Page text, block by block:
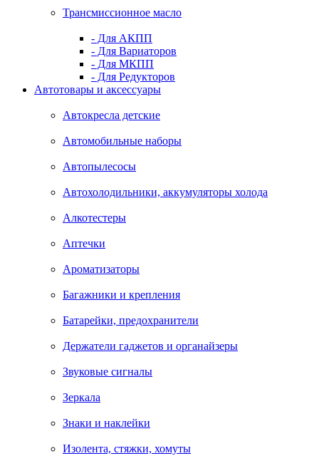
Трансмиссионное масло
- Для АКПП
- Для Вариаторов
- Для МКПП
- Для Редукторов
Автотовары и аксессуары
Автокресла детские
Автомобильные наборы
Автопылесосы
Автохолодильники, аккумуляторы холода
Алкотестеры
Аптечки
Ароматизаторы
Багажники и крепления
Батарейки, предохранители
Держатели гаджетов и органайзеры
Звуковые сигналы
Зеркала
Знаки и наклейки
Изолента, стяжки, хомуты